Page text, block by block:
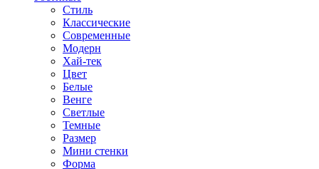
Стиль
Классические
Современные
Модерн
Хай-тек
Цвет
Белые
Венге
Светлые
Темные
Размер
Мини стенки
Форма